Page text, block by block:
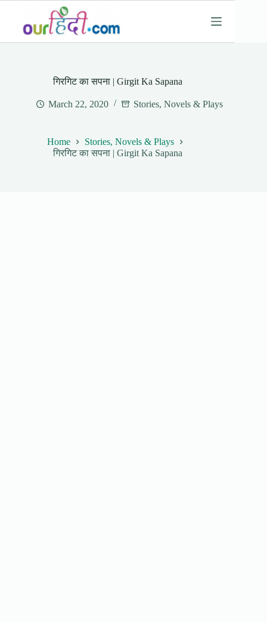
content
गिरगिट का सपना | Girgit Ka Sapana
March 22, 2020 Stories, Novels & Plays
Home
Stories, Novels & Plays
गिरगिट का सपना | Girgit Ka Sapana